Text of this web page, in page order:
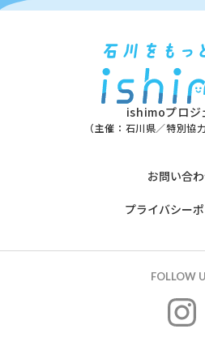
ishimoプロジ
（主催：石川県／特別協
お問い合
プライバシー
FOLLOW